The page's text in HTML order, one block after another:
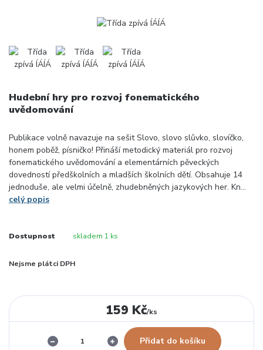
Hudební hry pro rozvoj fonematického
uvědomování
Publikace volně navazuje na sešit Slovo, slovo slůvko, slovíčko,
honem poběž, písničko! Přináší metodický materiál pro rozvoj
fonematického uvědomování a elementárních pěveckých
dovedností předškolních a mladších školních dětí. Obsahuje 14
jednoduše, ale velmi účelně, zhudebněných jazykových her. Kn...
celý popis
Dostupnost skladem 1 ks
Nejsme plátci DPH
159 Kč/ks
Přidat do košíku